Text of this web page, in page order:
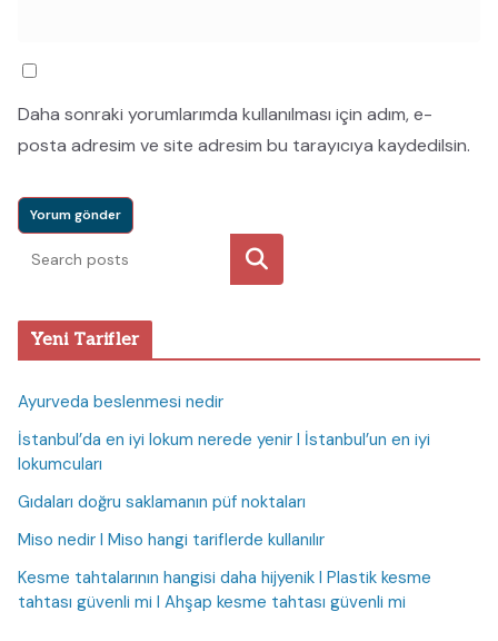
Daha sonraki yorumlarımda kullanılması için adım, e-
posta adresim ve site adresim bu tarayıcıya kaydedilsin.
Ara
Yeni Tarifler
Ayurveda beslenmesi nedir
İstanbul’da en iyi lokum nerede yenir I İstanbul’un en iyi
lokumcuları
Gıdaları doğru saklamanın püf noktaları
Miso nedir I Miso hangi tariflerde kullanılır
Kesme tahtalarının hangisi daha hijyenik I Plastik kesme
tahtası güvenli mi I Ahşap kesme tahtası güvenli mi